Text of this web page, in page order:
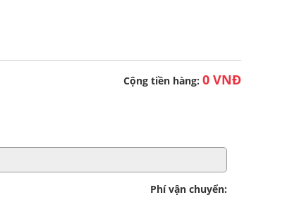
Cộng tiền hàng: 0 VNĐ
Phí vận chuyển: